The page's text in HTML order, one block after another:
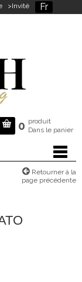
Fr
>Invité
 0 produit
Dans le panier
Retourner à la
page précédente